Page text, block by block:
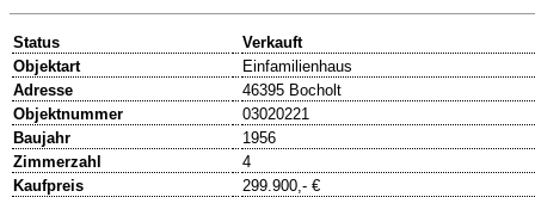
Status
Verkauft
Objektart
Einfamilienhaus
Adresse
46395 Bocholt
Objektnummer
03020221
Baujahr
1956
Zimmerzahl
4
Kaufpreis
299.900,- €